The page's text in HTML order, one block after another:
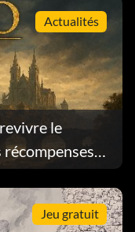
Actualités
le
récompenses
Jeu gratuit